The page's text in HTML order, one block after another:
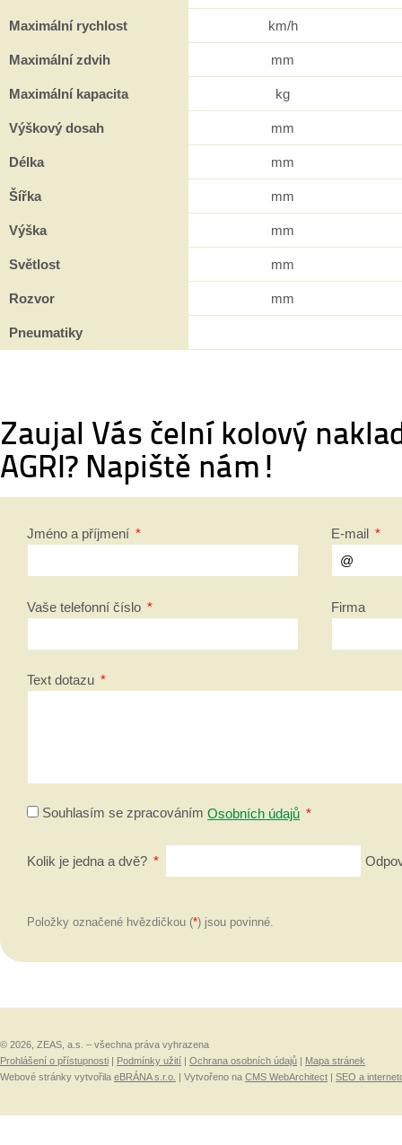
Maximální rychlost km/h
Maximální zdvih mm
Maximální kapacita kg
Výškový dosah mm
Délka mm
Šířka mm
Výška mm
Světlost mm
Rozvor mm
Pneumatiky
Zaujal Vás čelní kolový
AGRI? Napiště nám!
Jméno a příjmení * E-mail *
Vaše telefonní číslo * Firma
Text dotazu *
Souhlasím se zpracováním Osobních údajů *
Kolik je jedna a dvě? *
Položky označené hvězdičkou (*) jsou povinné.
© 2026, ZEAS, a.s. – všechna práva vyhrazena
Prohlášení o přístupnosti | Podmínky užití | Ochrana osobních údajů | Mapa stránek
Webové stránky vytvořila eBRÁNA s.r.o. | Vytvořeno na CMS WebArchitect | SEO a